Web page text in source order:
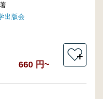
著
出版会
660 円~
＋